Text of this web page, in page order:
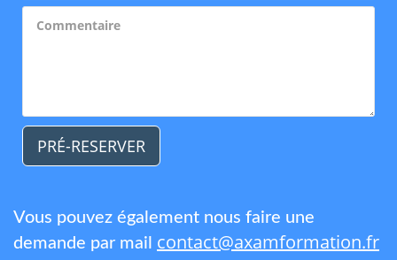
PRÉ-RESERVER
Vous pouvez également nous faire une
demande par mail contact@axamformation.fr